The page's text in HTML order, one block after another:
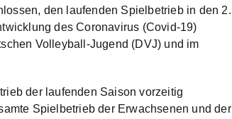
den laufenden Spielbetrieb in den 2.
des Coronavirus (Covid-19)
Volleyball-Jugend (DVJ) und im
der laufenden Saison vorzeitig
Spielbetrieb der Erwachsenen und der